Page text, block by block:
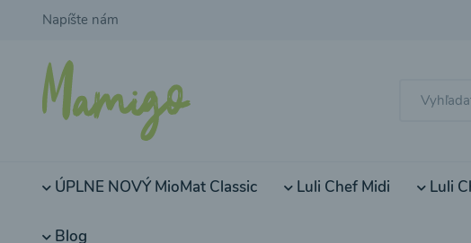
Napíšte nám
ÚPLNE NOVÝ MioMat Classic Luli Chef Midi Luli
Blog